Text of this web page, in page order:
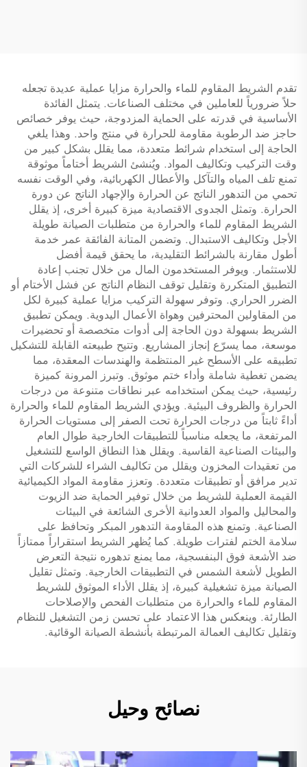
تقدم الشريط المقاوم للماء والحرارة مزايا عملية عديدة تجعله
حلاً ضرورياً للعاملين في مختلف الصناعات. يتمثل الفائدة
الأساسية في قدرته على الحماية المزدوجة، حيث يوفر خصائص
حاجز ضد الرطوبة مقاومة للحرارة في منتج واحد. وهذا يلغي
الحاجة إلى استخدام شرائط متعددة، مما يقلل بشكل كبير من
وقت التركيب وتكاليف المواد. ويُنشئ الشريط أختاماً موثوقة
تمنع تلف المياه والتآكل والأعطال الكهربائية، وفي الوقت نفسه
تحمي من التدهور الناتج عن الحرارة والإجهاد الناتج عن دورة
الحرارة. وتمثل الجدوى الاقتصادية ميزة كبيرة أخرى، إذ يقلل
الشريط المقاوم للماء والحرارة من متطلبات الصيانة طويلة
الأجل وتكاليف الاستبدال. وتضمن المتانة الفائقة عمر خدمة
أطول مقارنة بالشرائط التقليدية، ما يحقق قيمة أفضل
للاستثمار. ويوفر المستخدمون المال من خلال تجنب إعادة
التطبيق المتكررة وتقليل توقف النظام الناتج عن فشل الأختام أو
الضرر الحراري. وتوفر سهولة التركيب مزايا عملية كبيرة لكل
من المقاولين المحترفين وهواة الأعمال اليدوية. ويمكن تطبيق
الشريط بسهولة دون الحاجة إلى أدوات متخصصة أو تحضيرات
موسعة، مما يسرّع إنجاز المشاريع. وتتيح طبيعته القابلة للتشكيل
تطبيقه على الأسطح غير المنتظمة والهندسات المعقدة، مما
يضمن تغطية شاملة وأداء ختم موثوق. وتبرز المرونة كميزة
رئيسية، حيث يمكن استخدامه عبر نطاقات متنوعة من درجات
الحرارة والظروف البيئية. ويؤدي الشريط المقاوم للماء والحرارة
أداءً ثابتاً من درجات الحرارة تحت الصفر إلى مستويات الحرارة
المرتفعة، ما يجعله مناسباً للتطبيقات الخارجية طوال العام
والبيئات الصناعية القاسية. ويقلل هذا النطاق الواسع للتشغيل
من تعقيدات المخزون ويقلل من تكاليف الشراء للشركات التي
تدير مرافق أو تطبيقات متعددة. وتعزز مقاومة المواد الكيميائية
القيمة العملية للشريط من خلال توفير الحماية ضد الزيوت
والمحاليل والمواد العدوانية الأخرى الشائعة في البيئات
الصناعية. وتمنع هذه المقاومة التدهور المبكر وتحافظ على
سلامة الختم لفترات طويلة. كما يُظهر الشريط استقراراً ممتازاً
ضد الأشعة فوق البنفسجية، مما يمنع تدهوره نتيجة التعرض
الطويل لأشعة الشمس في التطبيقات الخارجية. وتمثل تقليل
الصيانة ميزة تشغيلية كبيرة، إذ يقلل الأداء الموثوق للشريط
المقاوم للماء والحرارة من متطلبات الفحص والإصلاحات
الطارئة. وينعكس هذا الاعتماد على تحسن زمن التشغيل للنظام
وتقليل تكاليف العمالة المرتبطة بأنشطة الصيانة الوقائية.
نصائح وحيل